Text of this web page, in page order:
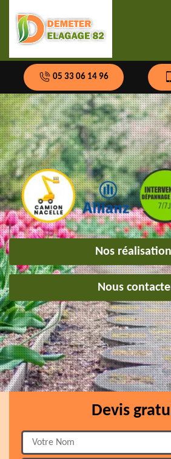
05 33 06 14 96
Nos
Nous
Devis